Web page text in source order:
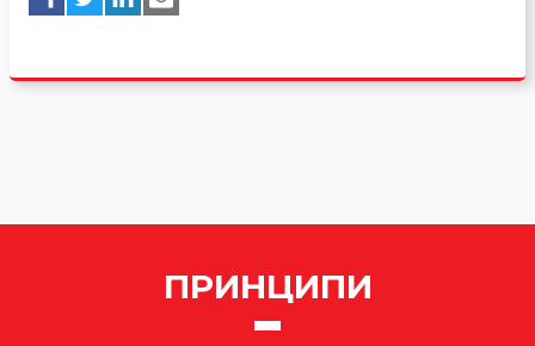
ПРИНЦИПИ